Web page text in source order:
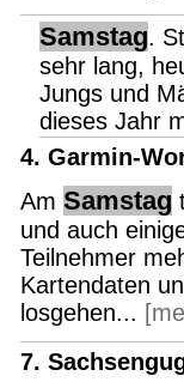
Samstag.
sehr lang,
Jungs und
dieses Jahr
4. Garmin-
Am Samstag
und auch
Teilnehmer
Kartendaten
losgehen...
7.